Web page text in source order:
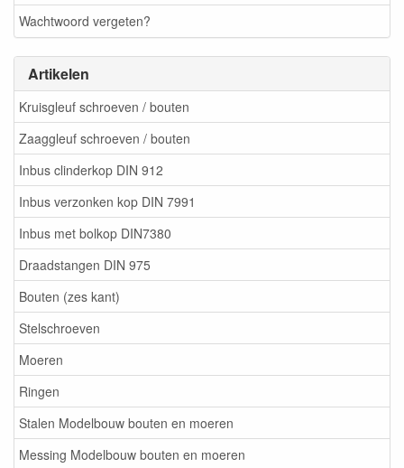
Wachtwoord vergeten?
Artikelen
Kruisgleuf schroeven / bouten
Zaaggleuf schroeven / bouten
Inbus clinderkop DIN 912
Inbus verzonken kop DIN 7991
Inbus met bolkop DIN7380
Draadstangen DIN 975
Bouten (zes kant)
Stelschroeven
Moeren
Ringen
Stalen Modelbouw bouten en moeren
Messing Modelbouw bouten en moeren